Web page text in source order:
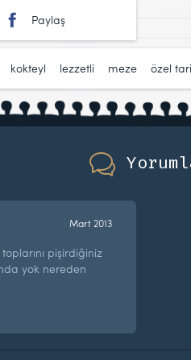
Paylaş
kokteyl lezzetli meze özel
Mart 2013
pişirdiğiniz
yok nereden